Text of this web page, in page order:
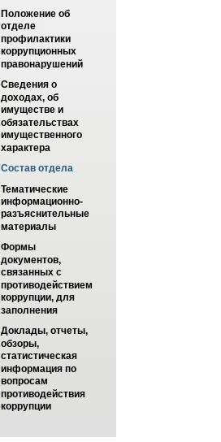
Положение об
отделе
профилактики
коррупционных
правонарушений
Сведения о
доходах, об
имуществе и
обязательствах
имущественного
характера
Состав отдела
Тематические
информационно-
разъяснительные
материалы
Формы
документов,
связанных с
противодействием
коррупции, для
заполнения
Доклады, отчеты,
обзоры,
статистическая
информация по
вопросам
противодействия
коррупции